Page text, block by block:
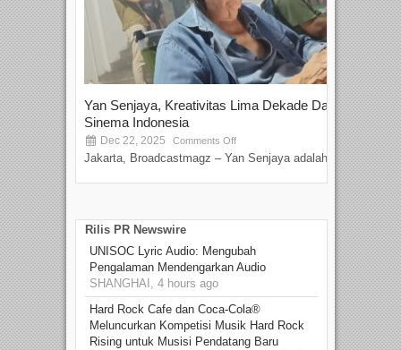
Yan Senjaya, Kreativitas Lima Dekade Dalam
Sinema Indonesia
Dec 22, 2025 Comments Off
Jakarta, Broadcastmagz – Yan Senjaya adalah...
Rilis PR Newswire
UNISOC Lyric Audio: Mengubah
Pengalaman Mendengarkan Audio
SHANGHAI, 4 hours ago
Hard Rock Cafe dan Coca-Cola®
Meluncurkan Kompetisi Musik Hard Rock
Rising untuk Musisi Pendatang Baru